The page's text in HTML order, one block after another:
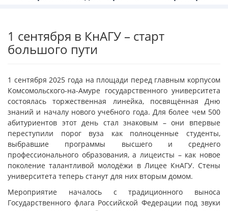
1 сентября в КнАГУ – старт
большого пути
1 сентября 2025 года на площади перед главным корпусом
Комсомольского-на-Амуре государственного университета
состоялась торжественная линейка, посвящённая Дню
знаний и началу нового учебного года. Для более чем 500
абитуриентов этот день стал знаковым – они впервые
переступили порог вуза как полноценные студенты,
выбравшие программы высшего и среднего
профессионального образования, а лицеисты – как новое
поколение талантливой молодёжи в Лицее КнАГУ. Стены
университета теперь станут для них вторым домом.
Мероприятие началось с традиционного выноса
Государственного флага Российской Федерации под звуки